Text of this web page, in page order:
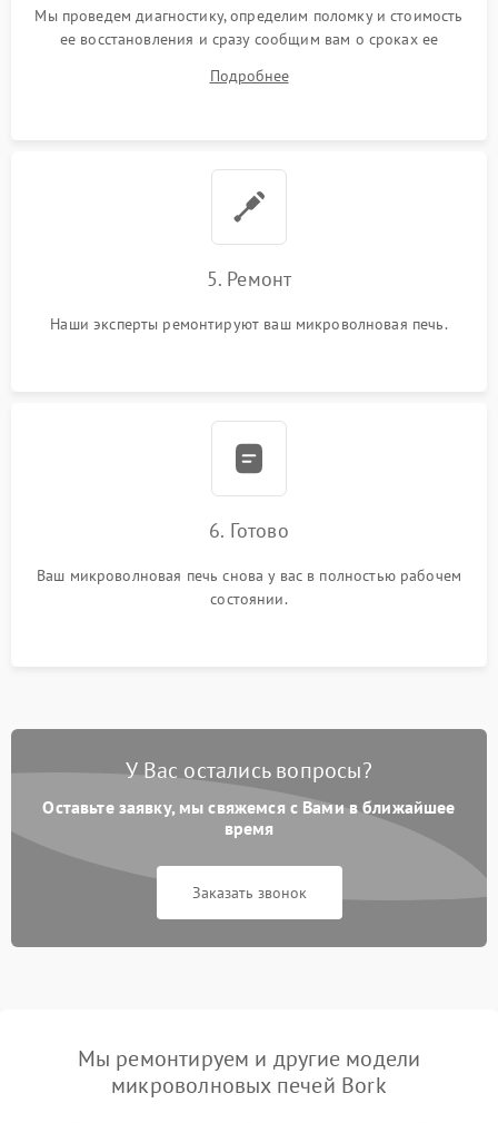
Мы проведем диагностику, определим поломку и стоимость
ее восстановления и сразу сообщим вам о сроках ее
Подробнее
5. Ремонт
Наши эксперты ремонтируют ваш микроволновая печь.
6. Готово
Ваш микроволновая печь снова у вас в полностью рабочем
состоянии.
У Вас остались вопросы?
Оставьте заявку, мы свяжемся с Вами в ближайшее
время
Заказать звонок
Мы ремонтируем и другие модели
микроволновых печей Bork